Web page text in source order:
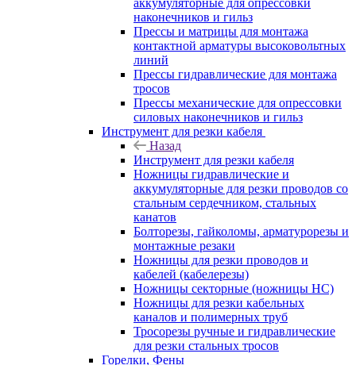
аккумуляторные для опрессовки
наконечников и гильз
Прессы и матрицы для монтажа
контактной арматуры высоковольтных
линий
Прессы гидравлические для монтажа
тросов
Прессы механические для опрессовки
силовых наконечников и гильз
Инструмент для резки кабеля
Назад
Инструмент для резки кабеля
Ножницы гидравлические и
аккумуляторные для резки проводов со
стальным сердечником, стальных
канатов
Болторезы, гайколомы, арматурорезы и
монтажные резаки
Ножницы для резки проводов и
кабелей (кабелерезы)
Ножницы секторные (ножницы НС)
Ножницы для резки кабельных
каналов и полимерных труб
Тросорезы ручные и гидравлические
для резки стальных тросов
Горелки, Фены